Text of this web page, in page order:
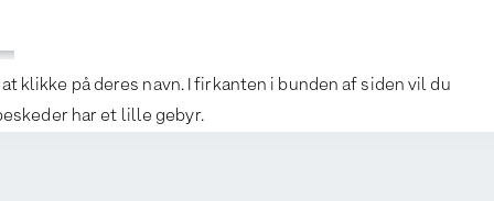
klikke på deres navn. I firkanten i bunden af siden vil du
har et lille gebyr.